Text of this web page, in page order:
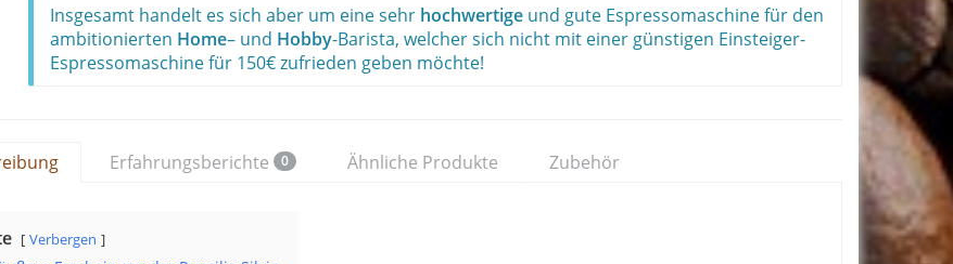
Insgesamt handelt es sich aber um eine sehr hochwertige und gute Espressomaschine für den
ambitionierten Home– und Hobby-Barista, welcher sich nicht mit einer günstigen Einsteiger-
Espressomaschine für 150€ zufrieden geben möchte!
Erfahrungsberichte 0 Ähnliche Produkte Zubehör
Verbergen